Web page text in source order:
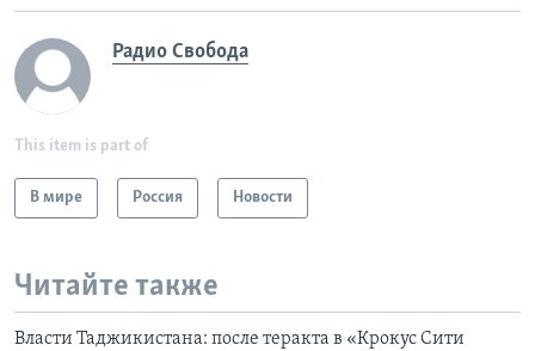
Радио Свобода
This item is part of
В мире Россия Новости
Читайте также
Власти Таджикистана: после теракта в «Крокус Сити